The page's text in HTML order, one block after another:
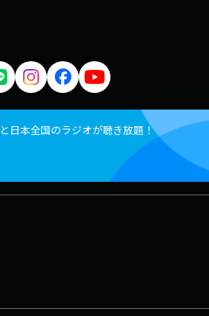
日本全国のラジオが聴き放題！